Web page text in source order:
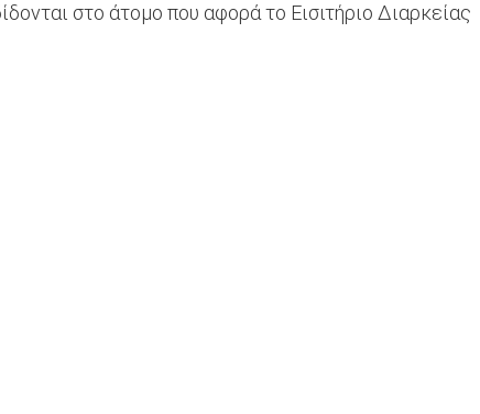
στο άτομο που αφορά το Εισιτήριο Διαρκείας